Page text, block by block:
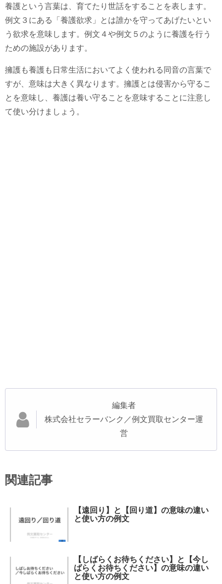
養護という言葉は、育てたり世話をすることを表します。
例文３にある「養護欲求」とは誰かを守ってあげたいとい
う欲求を意味します。例文４や例文５のように養護を行う
ための施設があります。
擁護も養護も日常生活においてよく使われる同音の言葉で
すが、意味は大きく異なります。擁護とは侵害から守るこ
とを意味し、養護は養い守ることを意味することに注意し
て使い分けましょう。
編集者
株式会社セラーバンク／例文買取センター運
営
関連記事
【遠回り】と【回り道】の意味の違い
と使い方の例文
【しばらくお待ちください】と【今し
ばらくお待ちください】の意味の違い
と使い方の例文